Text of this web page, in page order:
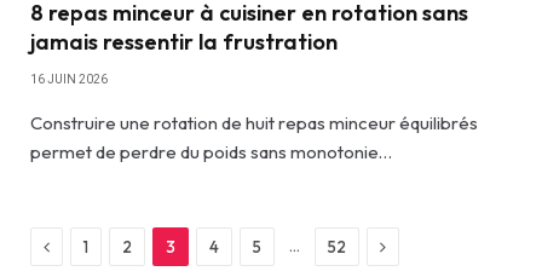
8 repas minceur à cuisiner en rotation sans
jamais ressentir la frustration
16 JUIN 2026
Construire une rotation de huit repas minceur équilibrés
permet de perdre du poids sans monotonie…
Previous
1 2 3 4 5 … 52 Next